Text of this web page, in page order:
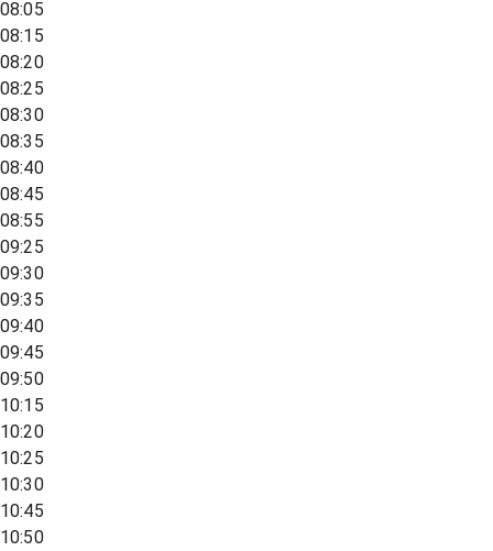
08:05
08:15
08:20
08:25
08:30
08:35
08:40
08:45
08:55
09:25
09:30
09:35
09:40
09:45
09:50
10:15
10:20
10:25
10:30
10:45
10:50